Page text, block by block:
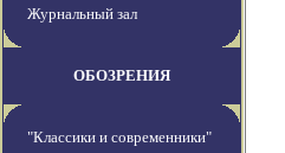
Журнальный зал
ОБОЗРЕНИЯ
"Классики и современники"